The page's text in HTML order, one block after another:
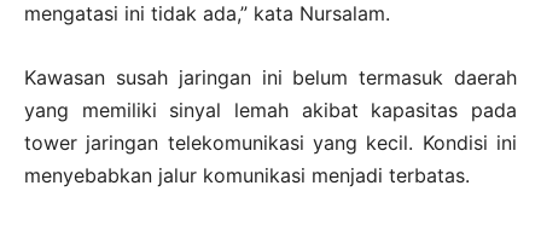
mengatasi ini tidak ada,” kata Nursalam.
Kawasan susah jaringan ini belum termasuk daerah
yang memiliki sinyal lemah akibat kapasitas pada
tower jaringan telekomunikasi yang kecil. Kondisi ini
menyebabkan jalur komunikasi menjadi terbatas.